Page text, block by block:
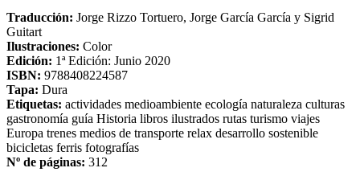
Traducción: Jorge Rizzo Tortuero, Jorge García García y Sigrid
Guitart
Ilustraciones: Color
Edición: 1ª Edición: Junio 2020
ISBN: 9788408224587
Tapa: Dura
Etiquetas: actividades medioambiente ecología naturaleza culturas
gastronomía guía Historia libros ilustrados rutas turismo viajes
Europa trenes medios de transporte relax desarrollo sostenible
bicicletas ferris fotografías
Nº de páginas: 312